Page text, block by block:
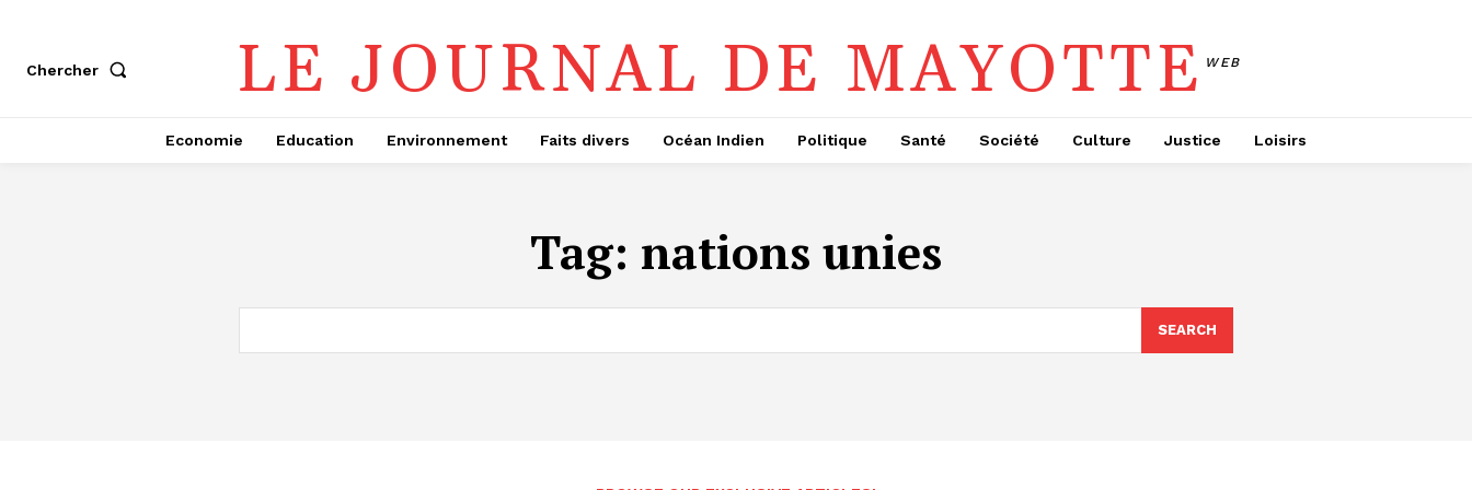
Chercher LE JOURNAL DE MAYOTTE WEB
Economie Education Environnement Faits divers Océan Indien Politique Santé Société Culture Justice Loisirs
Tag: nations unies
SEARCH